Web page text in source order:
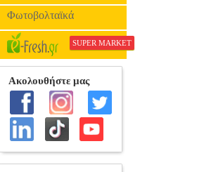
Φωτοβολταϊκά
SUPER MARKET